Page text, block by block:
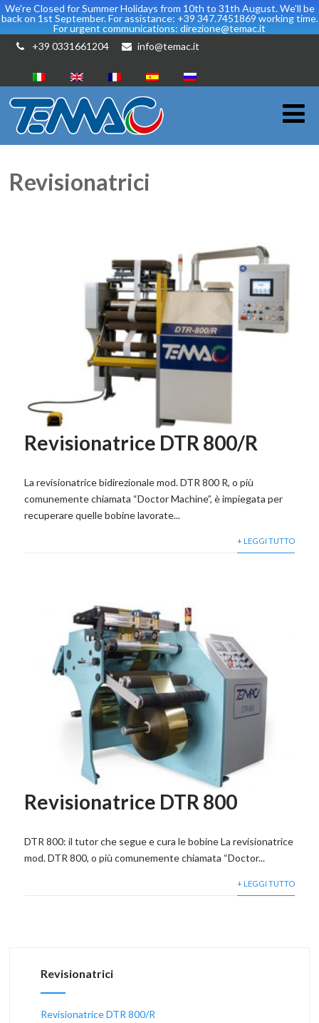
We're Closed for Summer Holidays from 10th to 31th August. We'll be
back on 1st September. For assistance: +39 347.7451869 working time.
For urgent communications: direzione@temac.it
+39 0331661204
info@temac.it
Revisionatrici
Revisionatrice DTR 800/R
La revisionatrice bidirezionale mod. DTR 800 R, o più
comunemente chiamata “Doctor Machine”, è impiegata per
recuperare quelle bobine lavorate...
+ LEGGI TUTTO
Revisionatrice DTR 800
DTR 800: il tutor che segue e cura le bobine La revisionatrice
mod. DTR 800, o più comunemente chiamata “Doctor...
+ LEGGI TUTTO
Revisionatrici
Revisionatrice DTR 800/R